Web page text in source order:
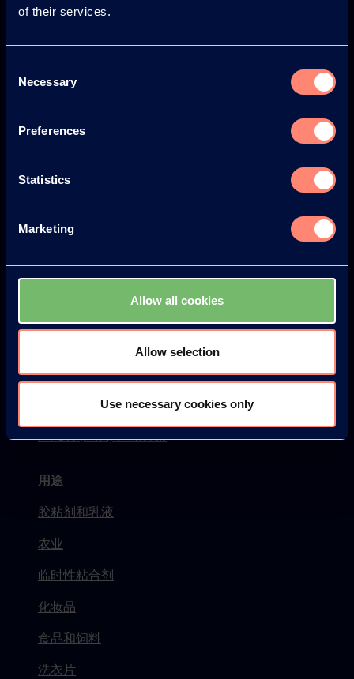
of their services.
Selection
Necessary
Preferences
Statistics
Marketing
Allow all cookies
Allow selection
Use necessary cookies only
你将获得的优势
KURARAY POVAL™ 发展历程
安全性
Newsletter
Blog
产品
EXCEVAL™
MOWIFLEX™
PVOH (PVA) 产品检索
用途
胶粘剂和乳液
农业
临时性粘合剂
化妆品
食品和饲料
洗衣片